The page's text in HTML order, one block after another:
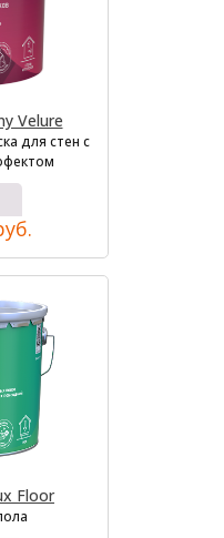
Velure
для стен с
Floor